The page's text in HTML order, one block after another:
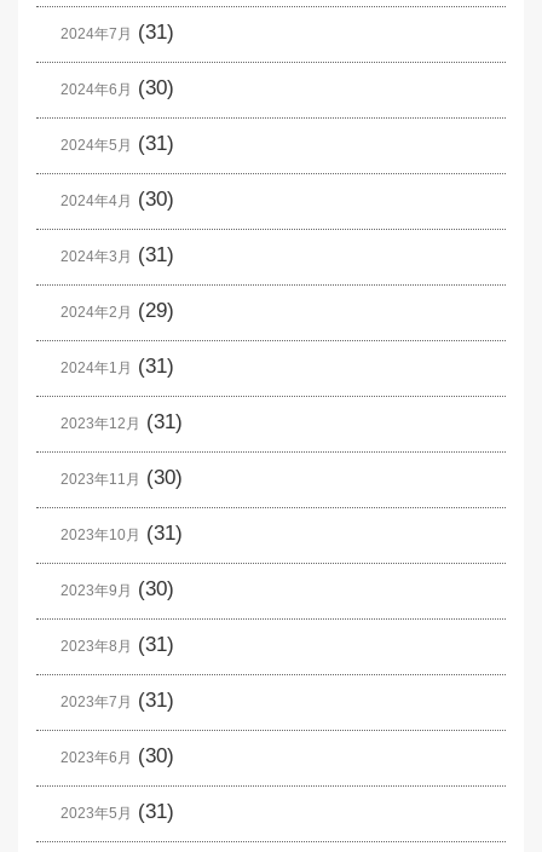
2024年7月 (31)
2024年6月 (30)
2024年5月 (31)
2024年4月 (30)
2024年3月 (31)
2024年2月 (29)
2024年1月 (31)
2023年12月 (31)
2023年11月 (30)
2023年10月 (31)
2023年9月 (30)
2023年8月 (31)
2023年7月 (31)
2023年6月 (30)
2023年5月 (31)